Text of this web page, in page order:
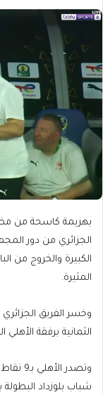
بهزيمة كاسحة من
الجزائري من دور
الكبيرة والخروج من
المثيرة.
وخسر الفريق الجزائري
الثمانية برفقة